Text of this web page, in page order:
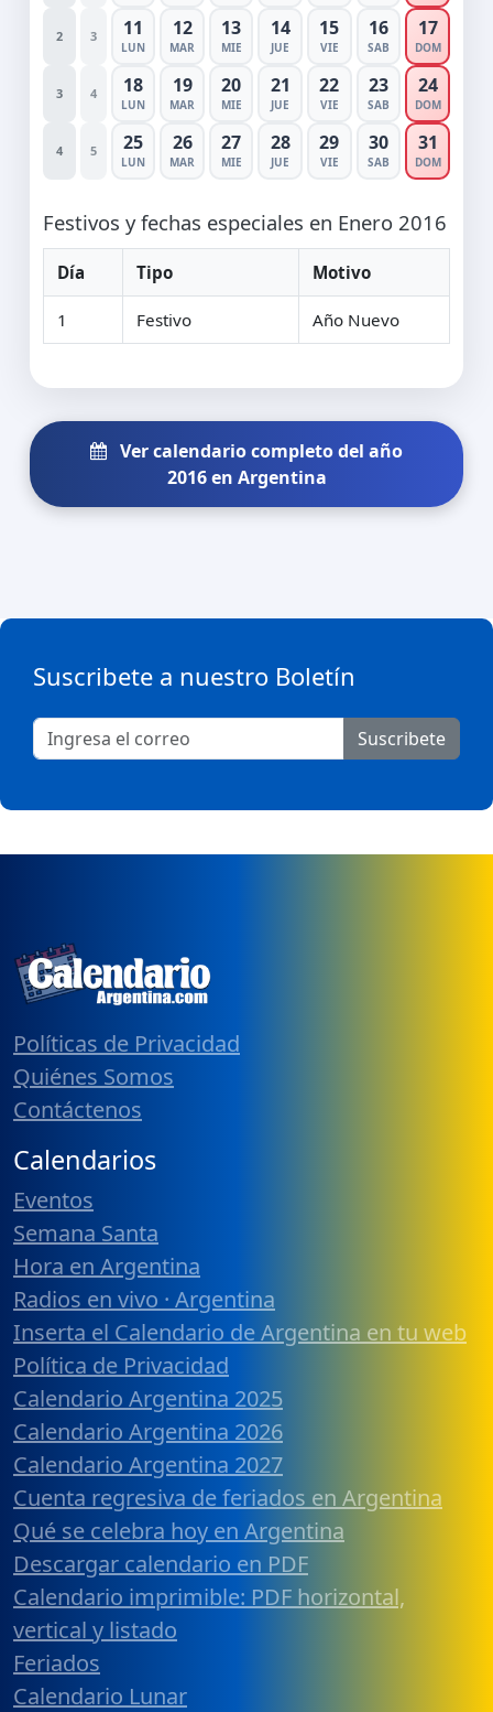
2 3 11
LUN
12
MAR
13
MIE
14
JUE
15
VIE
16
SAB
17
DOM
3 4 18
LUN
19
MAR
20
MIE
21
JUE
22
VIE
23
SAB
24
DOM
4 5 25
LUN
26
MAR
27
MIE
28
JUE
29
VIE
30
SAB
31
DOM
Festivos y fechas especiales en Enero 2016
Día Tipo Motivo
1 Festivo Año Nuevo
Ver calendario completo del año
2016 en Argentina
Suscribete a nuestro Boletín
Suscribete
Políticas de Privacidad
Quiénes Somos
Contáctenos
Calendarios
Eventos
Semana Santa
Hora en Argentina
Radios en vivo · Argentina
Inserta el Calendario de Argentina en tu web
Política de Privacidad
Calendario Argentina 2025
Calendario Argentina 2026
Calendario Argentina 2027
Cuenta regresiva de feriados en Argentina
Qué se celebra hoy en Argentina
Descargar calendario en PDF
Calendario imprimible: PDF horizontal,
vertical y listado
Feriados
Calendario Lunar